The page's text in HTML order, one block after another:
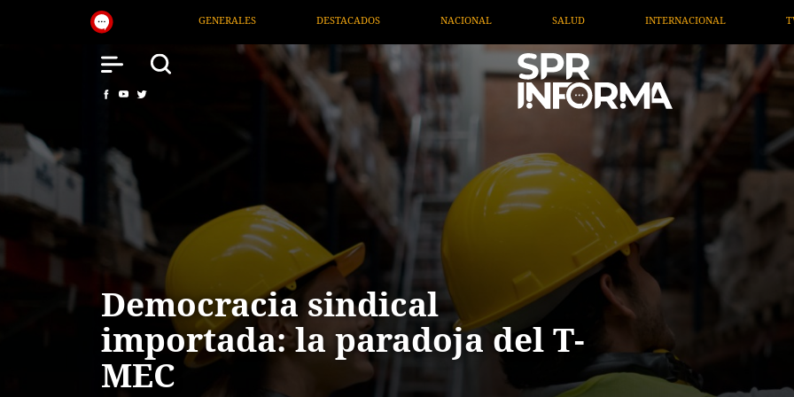
DESTACADOS NACIONAL SALUD INTERNACIONAL TV MIGRANTE INFORMA
Democracia sindical
importada: la paradoja del T-
MEC